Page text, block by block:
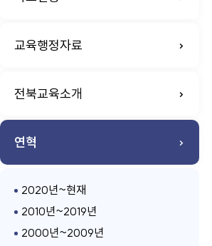
교육행정자료
전북교육소개
연혁
2020년~현재
2010년~2019년
2000년~2009년